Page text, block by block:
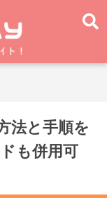
法と手順を
も併用可